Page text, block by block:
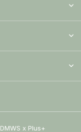
DMWS x Plus+